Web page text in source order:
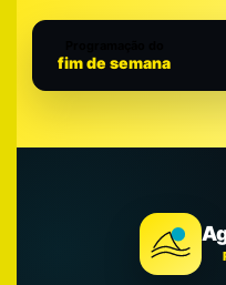
fim de semana